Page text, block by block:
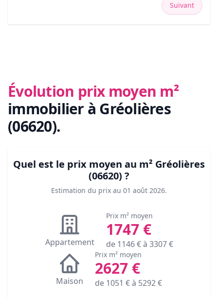
Suivant
Évolution prix moyen m²
immobilier à Gréolières
(06620).
Quel est le prix moyen au m² Gréolières
(06620) ?
Estimation du prix au 01 août 2026.
Appartement
Prix m² moyen
1747€
de 1146€ à 3307€
Maison
Prix m² moyen
2627 €
de 1051 € à 5292€